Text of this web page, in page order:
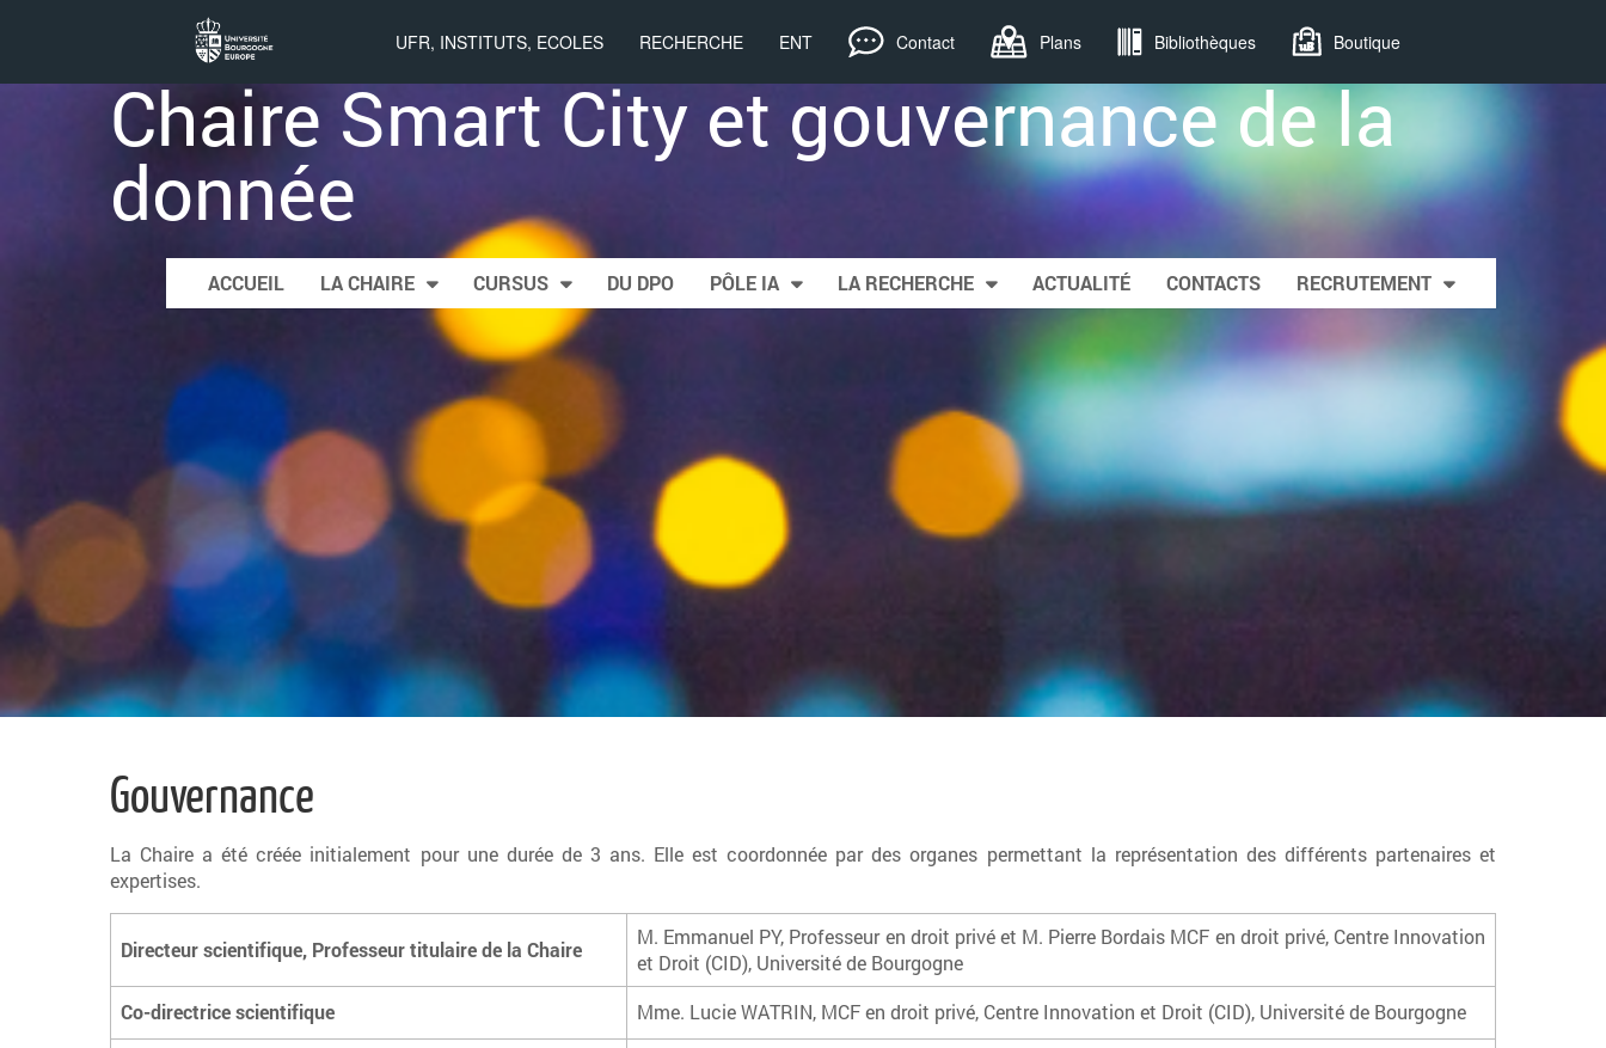
UFR, INSTITUTS, ECOLES RECHERCHE ENT Contact Plans Bibliothèques Boutique
Chaire Smart City et gouvernance de la
donnée
Main menu
Skip to content
ACCUEIL LA CHAIRE CURSUS DU DPO PÔLE IA LA RECHERCHE ACTUALITÉ CONTACTS RECRUTEMENT
Gouvernance
La Chaire a été créée initialement pour une durée de 3 ans. Elle est coordonnée par des organes permettant la représentation des différents partenaires et
expertises.
Directeur scientifique, Professeur titulaire de la Chaire
M. Emmanuel PY, Professeur en droit privé et M. Pierre Bordais MCF en droit privé, Centre Innovation
et Droit (CID), Université de Bourgogne
Co-directrice scientifique
Mme. Lucie WATRIN, MCF en droit privé, Centre Innovation et Droit (CID), Université de Bourgogne